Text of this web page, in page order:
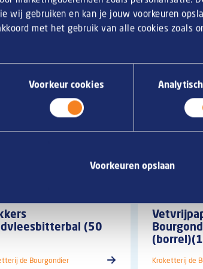
wij gebruiken en kan je jouw voorkeuren
met het gebruik van alle cookies zoals
Voorkeur cookies
Voorkeuren opslaan
Souflesse
(50
de Bourgondier Kroketterij de